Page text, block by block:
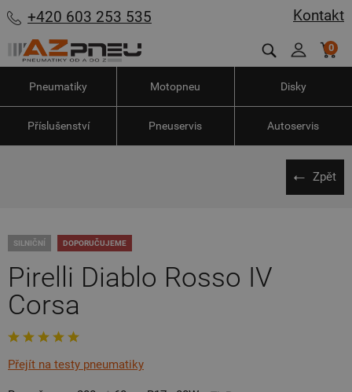
Kontakt
+420 603 253 535
0
Pneumatiky Motopneu Disky
Příslušenství Pneuservis Autoservis
Zpět
SILNIČNÍ DOPORUČUJEME
Pirelli Diablo Rosso IV
Corsa
Přejít na testy pneumatiky